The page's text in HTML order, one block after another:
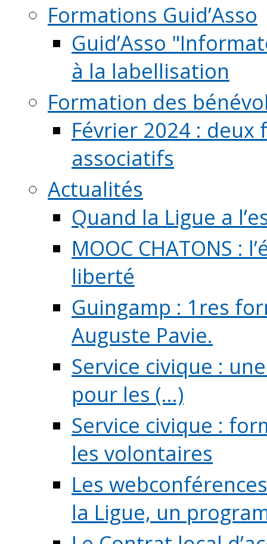
Formations Guid’Asso
Guid’Asso
à la labellisation
Formation des
Février 2024 :
associatifs
Actualités
Quand la Ligue a
MOOC CHATONS
liberté
Guingamp : 1res
Auguste Pavie.
Service civique :
pour les (...)
Service civique :
les volontaires
Les
la Ligue, un